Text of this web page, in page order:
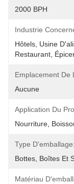
2000 BPH
Industrie
Hôtels, Usine
Restaurant,
Emplacement De
Aucune
Application Du
Nourriture,
Type D'emballage:
Bottes, Boîtes Et
Matériau